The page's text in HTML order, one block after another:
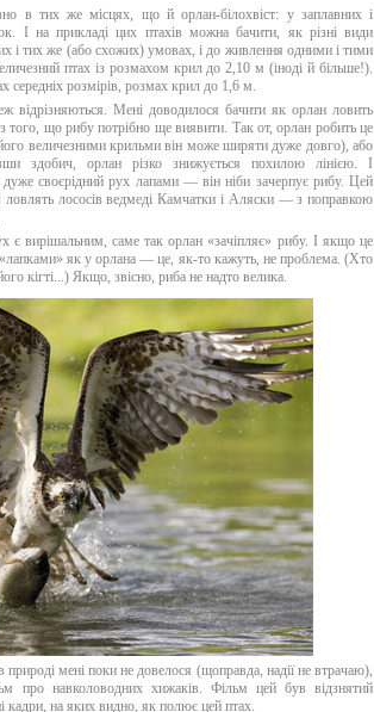
в тих же місцях, що й орлан-білохвіст: у заплавних і
І на прикладі цих птахів можна бачити, як різні види
і тих же (або схожих) умовах, і до живлення одними і тими
птах із розмахом крил до 2,10 м (іноді й більше!).
розмірів, розмах крил до 1,6 м.
відрізняються. Мені доводилося бачити як орлан ловить
що рибу потрібно ще виявити. Так от, орлан робить це
величезними крильми він може ширяти дуже довго), або
здобич, орлан різко знижується похилою лінією. І
дуже своєрідний рух лапами — він ніби зачерпує рибу. Цей
ловлять лососів ведмеді Камчатки і Аляски — з поправкою
є вирішальним, саме так орлан «зачіпляє» рибу. І якщо це
як у орлана — це, як-то кажуть, не проблема. (Хто
кігті...) Якщо, звісно, риба не надто велика.
мені поки не довелося (щоправда, надії не втрачаю),
про навколоводних хижаків. Фільм цей був відзнятий
кадри, на яких видно, як полює цей птах.